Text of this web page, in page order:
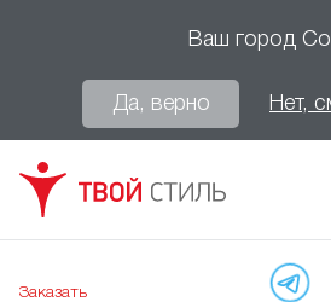
Ваш город
Да, верно Нет,
Заказать